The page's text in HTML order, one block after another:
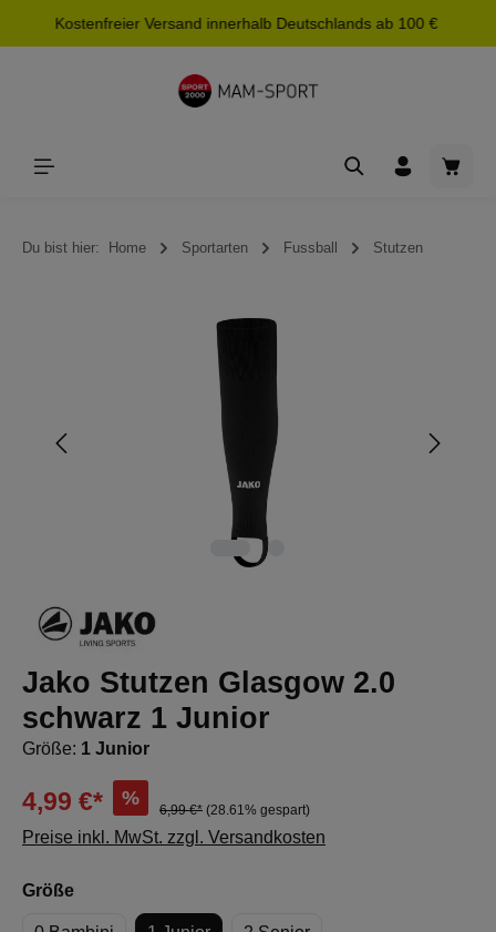
springen
Kostenfreier Versand innerhalb Deutschlands ab 100 €
Du bist hier: Home Sportarten Fussball Stutzen
Bildergalerie überspringen
Jako Stutzen Glasgow 2.0
schwarz 1 Junior
Größe: 1 Junior
4,99 €* %
6,99 €* (28.61% gespart)
Preise inkl. MwSt. zzgl. Versandkosten
Größeauswählen